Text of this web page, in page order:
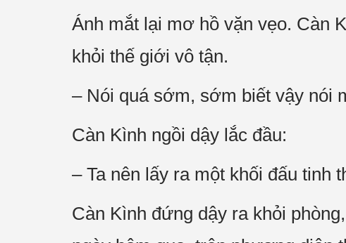
Ánh mắt lại mơ hồ vặn vẹo. Càn
khỏi thế giới vô tận.
– Nói quá sớm, sớm biết vậy nói
Càn Kình ngồi dậy lắc đầu:
– Ta nên lấy ra một khối đấu tinh
Càn Kình đứng dậy ra khỏi